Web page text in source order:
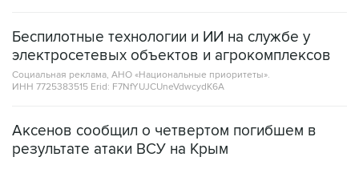
Беспилотные технологии и ИИ на службе у
электросетевых объектов и агрокомплексов
Социальная реклама, АНО «Национальные приоритеты».
ИНН 7725383515 Erid: F7NfYUJCUneVdwcydK6A
Аксенов сообщил о четвертом погибшем в
результате атаки ВСУ на Крым